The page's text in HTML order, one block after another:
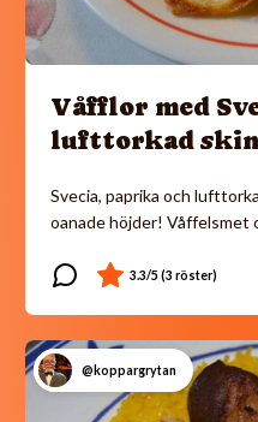
Våfflor med
lufttorkad
Svecia, paprika och
oanade höjder! Våffelsmet
@koppargrytan